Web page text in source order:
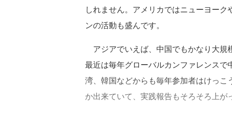
しれません。アメリカではニューヨー
ンの活動も盛んです。
アジアでいえば、中国でもかなり大規
最近は毎年グローバルカンファレンス
湾、韓国などからも毎年参加者はけっ
か出来ていて、実践報告もそろそろ上が